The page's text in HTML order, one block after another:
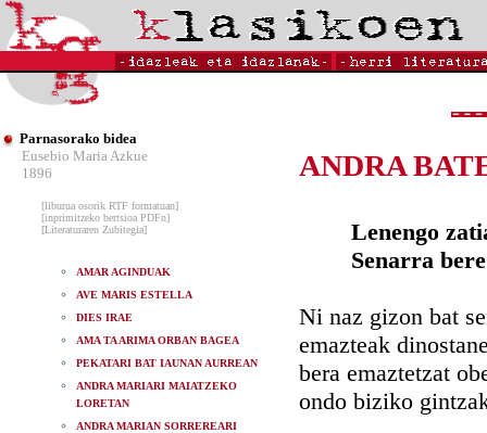
Parnasorako bidea
Eusebio Maria Azkue
1896
[liburua osorik RTF formatuan]
[inprimitzeko bertsioa PDFn]
[Literaturaren Zubitegia]
AMAR AGINDUAK
AVE MARIS ESTELLA
DIES IRAE
AMA TA ARIMA ORBAN BAGEA
PEKATARI BAT IAUNAN AURREAN
ANDRA MARIARI MAIATZEKO
LORETAN
ANDRA MARIAN SORREREARI
ANDRA
Lenengo
Senarra
Ni naz gizon bat
emazteak
bera emaztetzat
ondo biziko